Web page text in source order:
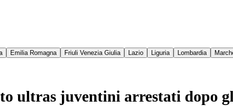
Emilia Romagna Friuli Venezia Giulia Lazio Liguria Lombardia
ultras juventini arrestati dopo